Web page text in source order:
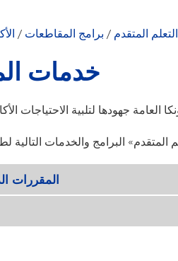
/ برامج المقاطعات / التعلم المتقدم
خدمات
المقررات